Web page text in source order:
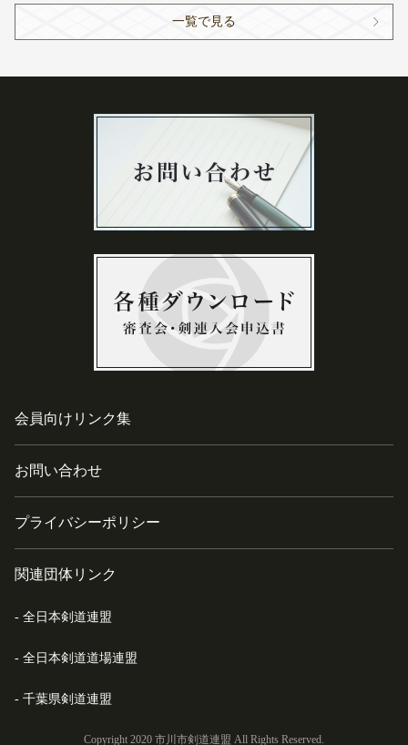
一覧で見る
会員向けリンク集
お問い合わせ
プライバシーポリシー
関連団体リンク
全日本剣道連盟
全日本剣道道場連盟
千葉県剣道連盟
Copyright 2020 市川市剣道連盟 All Rights Reserved.